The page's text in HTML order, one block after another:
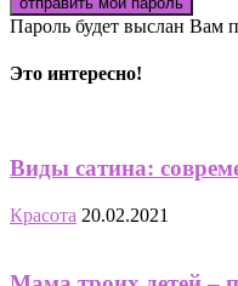
Пароль будет выслан Вам
Это интересно!
Виды сатина:
Красота 20.02.2021